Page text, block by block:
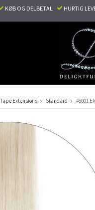
KØB OG DELBETAL HURTIG
Tape Extensions Standard #6001